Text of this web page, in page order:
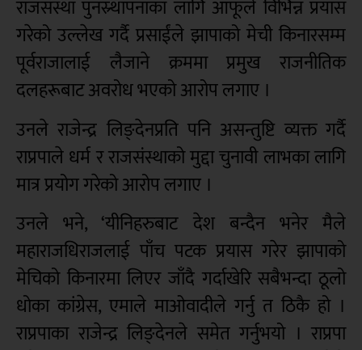
राजसंस्था पुनस्र्थापनाका लागि आफूले विभिन्न प्रयास
गरेको उल्लेख गर्दै प्रसाईंले झापाको मेची किनारसम्म
पूर्वराजालाई लैजाने क्रममा प्रमुख राजनीतिक
दलहरूबाट अवरोध भएको आरोप लगाए ।
उनले राजेन्द्र लिङ्देनप्रति पनि असन्तुष्टि व्यक्त गर्दै
राप्रपाले धर्म र राजसंस्थाको मुद्दा चुनावी लाभका लागि
मात्र प्रयोग गरेको आरोप लगाए ।
उनले भने, ‘यीनिहरुबाट देश बन्दैन भनेर मैले
महाराजधिराजलाई पाँच पटक प्रयास गरेर झापाको
मेचिको किनारमा लिएर जाँदै गर्दाखेरि सबैभन्दा ठूलो
धोका कांग्रेस, एमाले माओवादीले गर्नु त ठिकै हो ।
राप्रपाका राजेन्द्र लिङ्देनले समेत गर्नुभयो । राप्रपा